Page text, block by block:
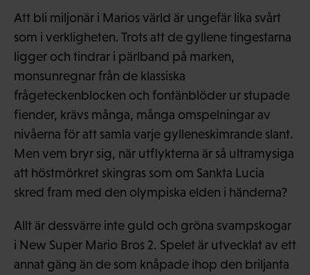
Att bli miljonär i Marios värld är ungefär lika svårt
som i verkligheten. Trots att de gyllene tingestarna
ligger och tindrar i pärlband på marken,
monsunregnar från de klassiska
frågeteckenblocken och fontänblöder ur stupade
fiender, krävs många, många omspelningar av
nivåerna för att samla varje gylleneskimrande slant.
Men vem bryr sig, när utflykterna är så ultramysiga
att höstmörkret skingras som om Sankta Lucia
skred fram med den olympiska elden i händerna?
Allt är dessvärre inte guld och gröna svampskogar
i New Super Mario Bros 2. Spelet är utvecklat av ett
annat gäng än de som knåpade ihop den briljanta